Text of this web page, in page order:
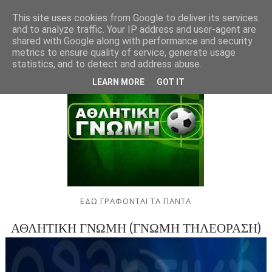
ΕΔΩ ΓΡΑΦΟΝΤΑΙ ΤΑ ΠΑΝΤΑ
ΑΘΛΗΤΙΚΗ ΓΝΩΜΗ (ΓΝΩΜΗ ΤΗΛΕΟΡΑΣΗ)
This site uses cookies from Google to deliver its services
and to analyze traffic. Your IP address and user-agent are
shared with Google along with performance and security
metrics to ensure quality of service, generate usage
statistics, and to detect and address abuse.
LEARN MORE GOT IT